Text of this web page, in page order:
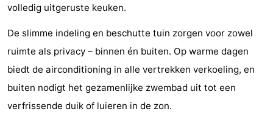
vue
Terrains
de
-
Aires
jeux
intérieures
-
Bowling
Centres
de
bien-
Villages
Nature
volledig uitgeruste keuken.
De slimme indeling en beschutte tuin zorgen voor zowel
ruimte als privacy – binnen én buiten. Op warme dagen
biedt de airconditioning in alle vertrekken verkoeling, en
buiten nodigt het gezamenlijke zwembad uit tot een
verfrissende duik of luieren in de zon.